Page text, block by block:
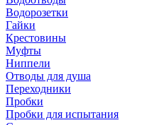
Водорозетки
Гайки
Крестовины
Муфты
Ниппели
Отводы для душа
Переходники
Пробки
Пробки для испытания